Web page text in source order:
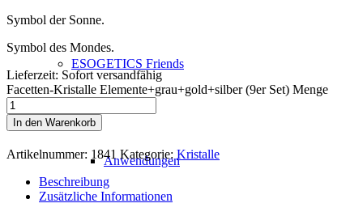
ESOGETICS Friends
Anwendungen
Symbol der Sonne.
Symbol des Mondes.
Lieferzeit: Sofort versandfähig
Facetten-Kristalle Elemente+grau+gold+silber (9er Set) Menge
In den Warenkorb
Artikelnummer: 1841 Kategorie: Kristalle
Beschreibung
Zusätzliche Informationen